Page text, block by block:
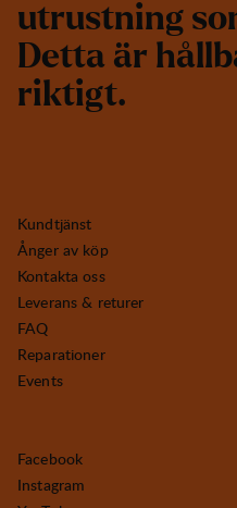
utrustning so
Detta är hållb
riktigt.
Kundtjänst
Ånger av köp
Kontakta oss
Leverans & returer
FAQ
Reparationer
Events
Facebook
Instagram